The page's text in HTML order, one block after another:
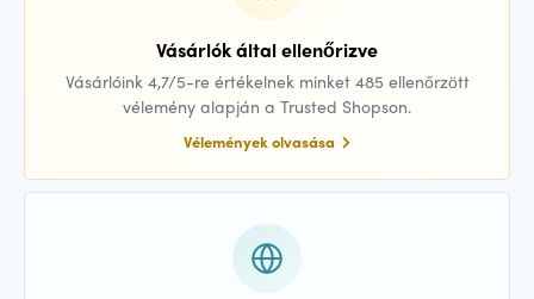
Vásárlók által ellenőrizve
Vásárlóink 4,7/5-re értékelnek minket 485 ellenőrzött
vélemény alapján a Trusted Shopson.
Vélemények olvasása